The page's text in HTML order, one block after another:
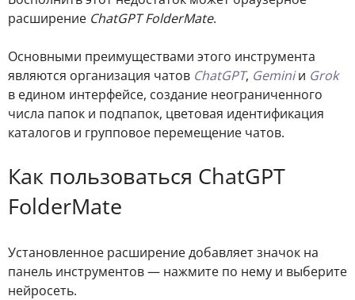
расширение ChatGPT FolderMate.
Основными преимуществами этого инструмента
являются организация чатов ChatGPT, Geminiи Grok
в едином интерфейсе, создание неограниченного
числа папок и подпапок, цветовая идентификация
каталогов и групповое перемещение чатов.
Как пользоваться ChatGPT
FolderMate
Установленное расширение добавляет значок на
панель инструментов — нажмите по нему и выберите
нейросеть.